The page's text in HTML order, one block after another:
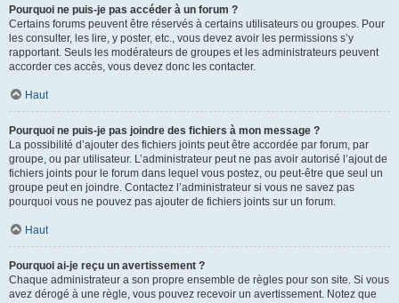
Pourquoi ne puis-je pas accéder à un forum ?
Certains forums peuvent être réservés à certains utilisateurs ou groupes. Pour
les consulter, les lire, y poster, etc., vous devez avoir les permissions s’y
rapportant. Seuls les modérateurs de groupes et les administrateurs peuvent
accorder ces accès, vous devez donc les contacter.
Haut
Pourquoi ne puis-je pas joindre des fichiers à mon message ?
La possibilité d’ajouter des fichiers joints peut être accordée par forum, par
groupe, ou par utilisateur. L’administrateur peut ne pas avoir autorisé l’ajout de
fichiers joints pour le forum dans lequel vous postez, ou peut-être que seul un
groupe peut en joindre. Contactez l’administrateur si vous ne savez pas
pourquoi vous ne pouvez pas ajouter de fichiers joints sur un forum.
Haut
Pourquoi ai-je reçu un avertissement ?
Chaque administrateur a son propre ensemble de règles pour son site. Si vous
avez dérogé à une règle, vous pouvez recevoir un avertissement. Notez que